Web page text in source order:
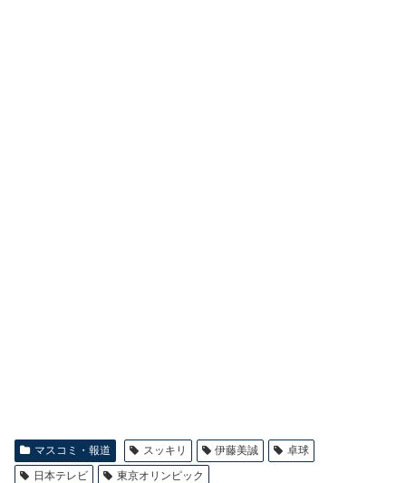
マスコミ・報道 スッキリ 伊藤美誠
卓球
日本テレビ
東京オリンピック